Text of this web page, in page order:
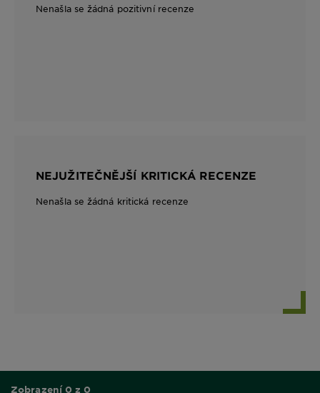
Nenašla se žádná pozitivní recenze
NEJUŽITEČNĚJŠÍ KRITICKÁ RECENZE
Nenašla se žádná kritická recenze
Zobrazení 0 z 0